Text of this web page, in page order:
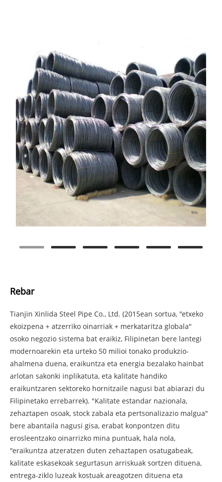
Rebar
Tianjin Xinlida Steel Pipe Co., Ltd. (2015ean sortua, "etxeko
ekoizpena + atzerriko oinarriak + merkataritza globala"
osoko negozio sistema bat eraikiz, Filipinetan bere lantegi
modernoarekin eta urteko 50 milioi tonako produkzio-
ahalmena duena, eraikuntza eta energia bezalako hainbat
arlotan sakonki inplikatuta, eta kalitate handiko
eraikuntzaren sektoreko hornitzaile nagusi bat abiarazi du
Filipinetako errebarrek). "Kalitate estandar nazionala,
zehaztapen osoak, stock zabala eta pertsonalizazio malgua"
bere abantaila nagusi gisa, erabat konpontzen ditu
erosleentzako oinarrizko mina puntuak, hala nola,
"eraikuntza atzeratzen duten zehaztapen osatugabeak,
kalitate eskasekoak segurtasun arriskuak sortzen dituena,
entrega-ziklo luzeak kostuak areagotzen dituena eta